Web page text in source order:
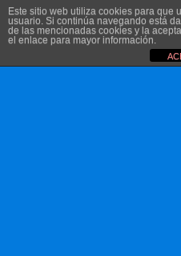
Este sitio web utiliza cookies para que
usuario. Si continúa navegando está
de las mencionadas cookies y la
el enlace para mayor información.